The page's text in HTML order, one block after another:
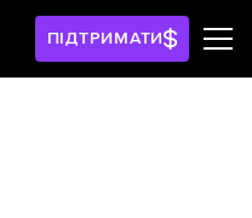
ПІДТРИМАТИ